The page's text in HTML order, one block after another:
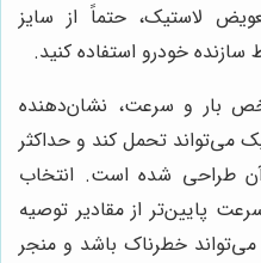
لاستیک، حتماً از سایز
خودرو استفاده کنید.
بار و سرعت، نشان‌دهنده
می‌تواند تحمل کند و حداکثر
طراحی شده است. انتخاب
پایین‌تر از مقادیر توصیه
خطرناک باشد و منجر